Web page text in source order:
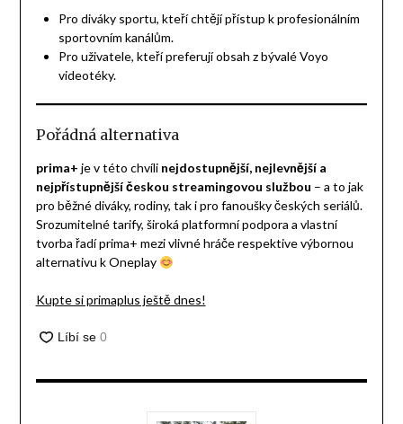
Pro diváky sportu, kteří chtějí přístup k profesionálním
sportovním kanálům.
Pro uživatele, kteří preferují obsah z bývalé Voyo
videotéky.
Pořádná alternativa
prima+ je v této chvíli nejdostupnější, nejlevnější a
nejpřístupnější českou streamingovou službou – a to jak
pro běžné diváky, rodiny, tak i pro fanoušky českých seriálů.
Srozumitelné tarify, široká platformní podpora a vlastní
tvorba řadí prima+ mezi vlivné hráče respektive výbornou
alternativu k Oneplay
Kupte si primaplus ještě dnes!